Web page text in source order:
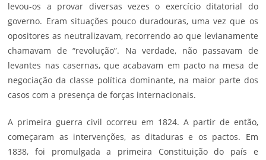
levou-os a provar diversas vezes o exercício ditatorial do
governo. Eram situações pouco duradouras, uma vez que os
opositores as neutralizavam, recorrendo ao que levianamente
chamavam de “revolução”. Na verdade, não passavam de
levantes nas casernas, que acabavam em pacto na mesa de
negociação da classe política dominante, na maior parte dos
casos com a presença de forças internacionais.
A primeira guerra civil ocorreu em 1824. A partir de então,
começaram as intervenções, as ditaduras e os pactos. Em
1838, foi promulgada a primeira Constituição do país e